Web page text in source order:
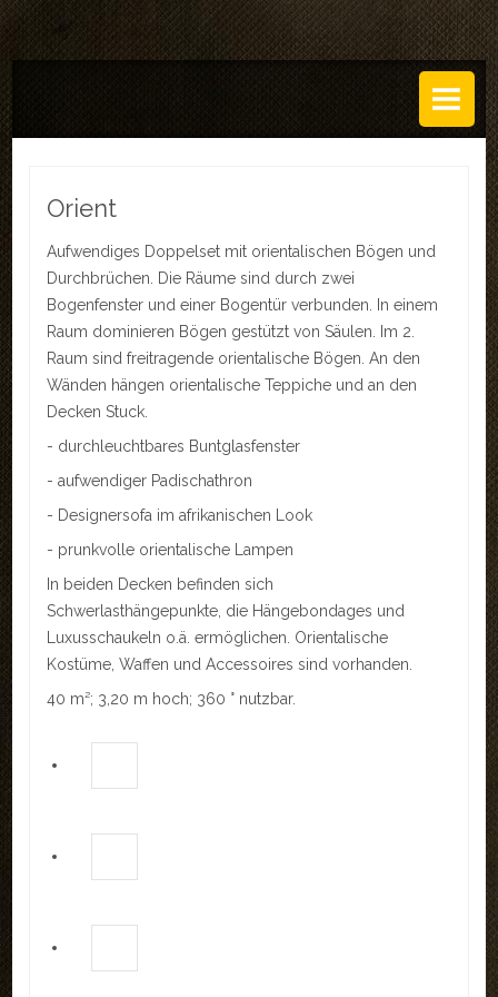
History
SETS
GALERIEN
EVENTS
REFERENZEN
KONTAKT
Kontakt
Impressum
AKTUELLES
Orient
Aufwendiges Doppelset mit orientalischen Bögen und
Durchbrüchen. Die Räume sind durch zwei
Bogenfenster und einer Bogentür verbunden. In einem
Raum dominieren Bögen gestützt von Säulen. Im 2.
Raum sind freitragende orientalische Bögen. An den
Wänden hängen orientalische Teppiche und an den
Decken Stuck.
- durchleuchtbares Buntglasfenster
- aufwendiger Padischathron
- Designersofa im afrikanischen Look
- prunkvolle orientalische Lampen
In beiden Decken befinden sich
Schwerlasthängepunkte, die Hängebondages und
Luxusschaukeln o.ä. ermöglichen. Orientalische
Kostüme, Waffen und Accessoires sind vorhanden.
40 m²; 3,20 m hoch; 360 ° nutzbar.